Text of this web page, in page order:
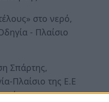
στο νερό,
- Πλαίσιο
Σπάρτης,
Πλαίσιο της Ε.Ε
και